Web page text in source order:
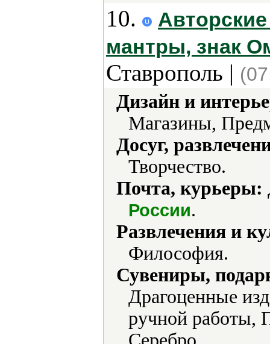
10.
мантры, знак
Ставрополь |
Дизайн и
Магазины,
Досуг,
Творчество.
Почта, курьеры:
России.
Развлечения и
Философия.
Сувениры,
Драгоценные
ручной работы,